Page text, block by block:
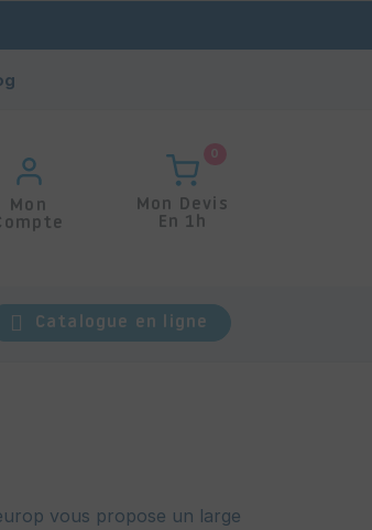
Mon
0
Mon Devis
En 1h
Catalogue en ligne
vous propose un large